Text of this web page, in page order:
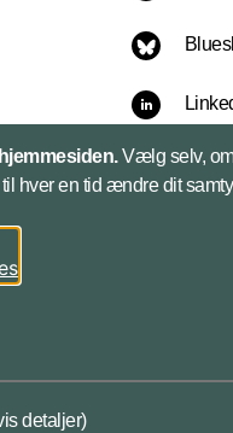
Vælg selv,
hver en tid ændre dit
detaljer)